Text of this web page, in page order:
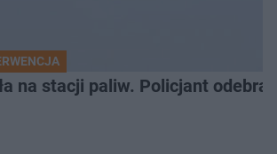
na stacji paliw. Policjant